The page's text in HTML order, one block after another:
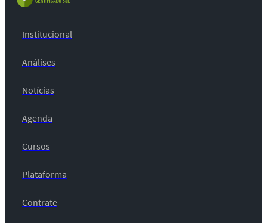
Institucional
Análises
Notícias
Agenda
Cursos
Plataforma
Contrate